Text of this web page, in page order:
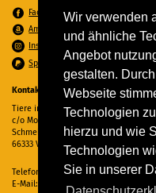
Wir verwenden
und ähnliche
Angebot
gestalten.
Webseite
Technologien
hierzu und wie
Technologien
Sie in unserer
Facebook
Amazon Wunschzettel
Instagram
Spenden per PayPal
Kontakt
Tiere in Not Saar e.V.
c/o Monika Ewen
Schmelzer Straße 22
66333 Völklingen
Telefon:
06898 294862
E-Mail:
info@tiere-in-not-saar.de